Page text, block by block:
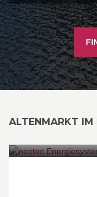
ALTENMARKT IM